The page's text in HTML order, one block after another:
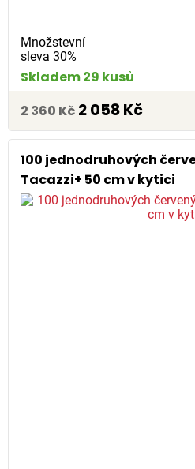
Množstevní
sleva 30%
Skladem 29 kusů
2 360 Kč 2 058 Kč
100 jednodruhových
Tacazzi+ 50 cm v kytici